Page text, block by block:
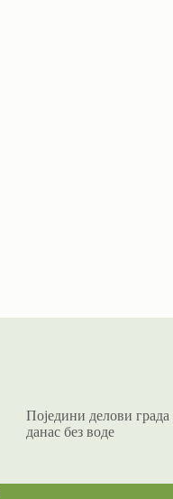
Поједини делови града
данас без воде